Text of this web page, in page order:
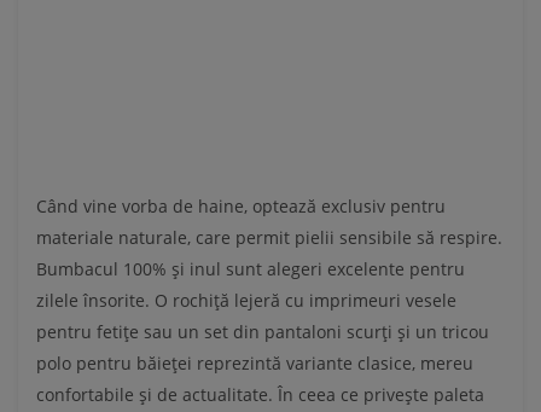
Când vine vorba de haine, optează exclusiv pentru
materiale naturale, care permit pielii sensibile să respire.
Bumbacul 100% și inul sunt alegeri excelente pentru
zilele însorite. O rochiță lejeră cu imprimeuri vesele
pentru fetițe sau un set din pantaloni scurți și un tricou
polo pentru băieței reprezintă variante clasice, mereu
confortabile și de actualitate. În ceea ce privește paleta